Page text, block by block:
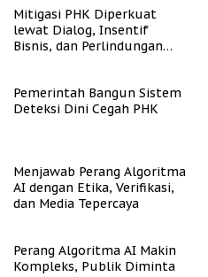
Mitigasi PHK Diperkuat
lewat Dialog, Insentif
Bisnis, dan Perlindungan
Pemerintah Bangun Sistem
Deteksi Dini Cegah PHK
Menjawab Perang Algoritma
AI dengan Etika, Verifikasi,
dan Media Tepercaya
Perang Algoritma AI Makin
Kompleks, Publik Diminta